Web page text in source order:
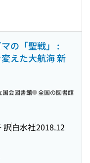
の「聖戦」 :
えた大航海 新
訳白水社2018.12
国会図書館 全国の図書館